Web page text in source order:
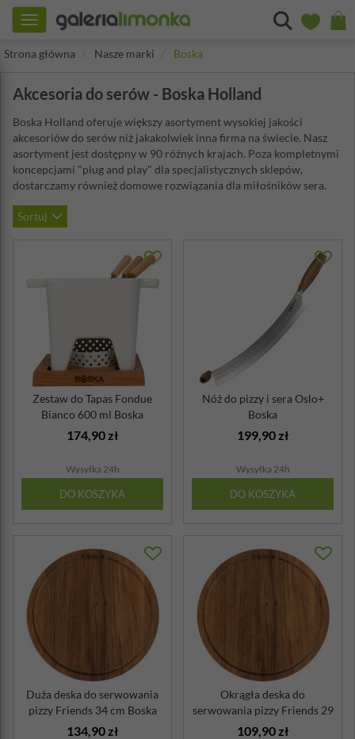
Toggle
navigation
Strona główna
Nasze marki Boska
Akcesoria do serów - Boska Holland
Boska Holland oferuje większy asortyment wysokiej jakości
akcesoriów do serów niż jakakolwiek inna firma na świecie. Nasz
asortyment jest dostępny w 90 różnych krajach. Poza kompletnymi
koncepcjami "plug and play" dla specjalistycznych sklepów,
dostarczamy również domowe rozwiązania dla miłośników sera.
Sortuj
Zestaw do Tapas Fondue
Bianco 600 ml Boska
174,90 zł
Wysyłka 24h
DO KOSZYKA
Nóż do pizzy i sera Oslo+
Boska
199,90 zł
Wysyłka 24h
DO KOSZYKA
Duża deska do serwowania
pizzy Friends 34 cm Boska
134,90 zł
Okrągła deska do
serwowania pizzy Friends 29
cm Boska
109,90 zł